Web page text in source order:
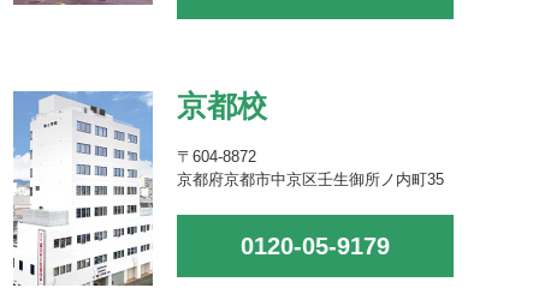
京都校
〒604-8872
京都府京都市中京区壬生御所ノ内町35
0120-05-9179